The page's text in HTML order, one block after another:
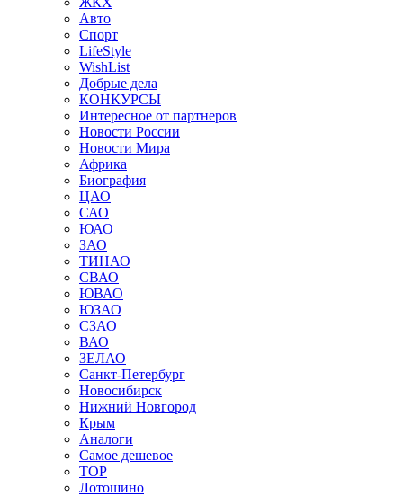
Авто
Спорт
LifeStyle
WishList
Добрые дела
КОНКУРСЫ
Интересное от партнеров
Новости России
Новости Мира
Африка
Биография
ЦАО
САО
ЮАО
ЗАО
ТИНАО
СВАО
ЮВАО
ЮЗАО
СЗАО
ВАО
ЗЕЛАО
Санкт-Петербург
Новосибирск
Нижний Новгород
Крым
Аналоги
Самое дешевое
TOP
Лотошино